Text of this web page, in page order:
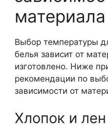
материала
Выбор температуры
белья зависит от
изготовлено. Ниже
рекомендации по
зависимости от
Хлопок и лен